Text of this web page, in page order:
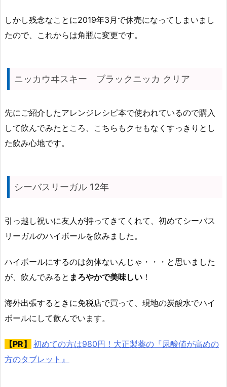
しかし残念なことに2019年3月で休売になってしまいまし
たので、これからは角瓶に変更です。
ニッカウヰスキー ブラックニッカ クリア
先にご紹介したアレンジレシピ本で使われているので購入
して飲んでみたところ、こちらもクセもなくすっきりとし
た飲み心地です。
シーバスリーガル 12年
引っ越し祝いに友人が持ってきてくれて、初めてシーバス
リーガルのハイボールを飲みました。
ハイボールにするのは勿体ないんじゃ・・・と思いました
が、飲んでみると まろやかで美味しい ！
海外出張するときに免税店で買って、現地の炭酸水でハイ
ボールにして飲んでいます。
【PR】
初めての方は980円！大正製薬の『尿酸値が高めの
方のタブレット』